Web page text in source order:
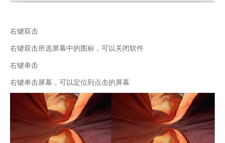
右键双击
右键双击所选屏幕中的图标，可以关闭软件
右键单击
右键单击屏幕，可以定位到点击的屏幕